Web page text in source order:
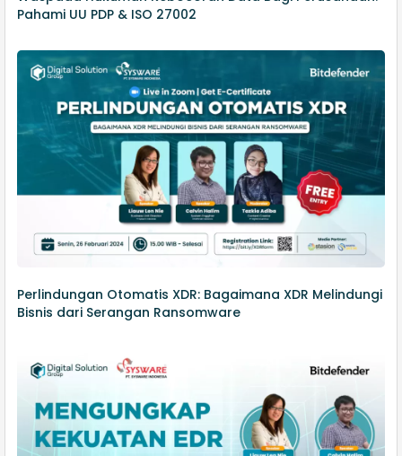
Pahami UU PDP & ISO 27002
Perlindungan Otomatis XDR: Bagaimana XDR Melindungi
Bisnis dari Serangan Ransomware